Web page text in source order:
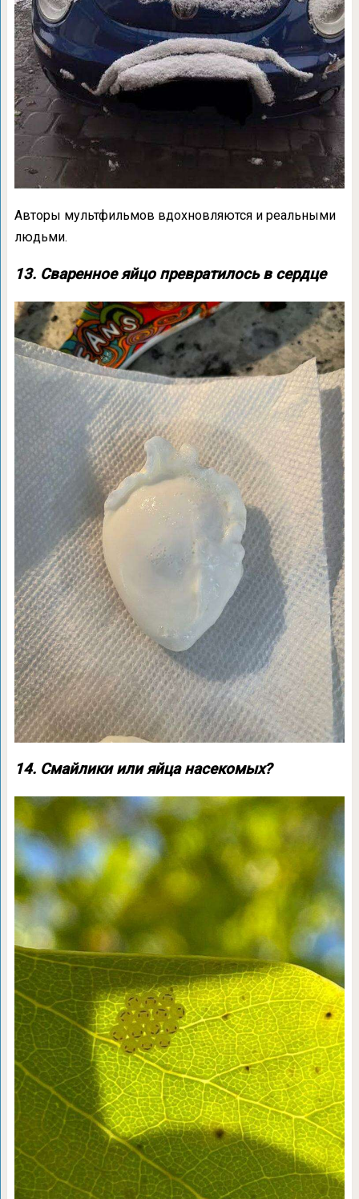
Авторы мультфильмов вдохновляются и реальными
людьми.
13. Сваренное яйцо превратилось в сердце
14. Смайлики или яйца насекомых?